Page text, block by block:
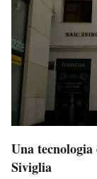
Una
Siviglia